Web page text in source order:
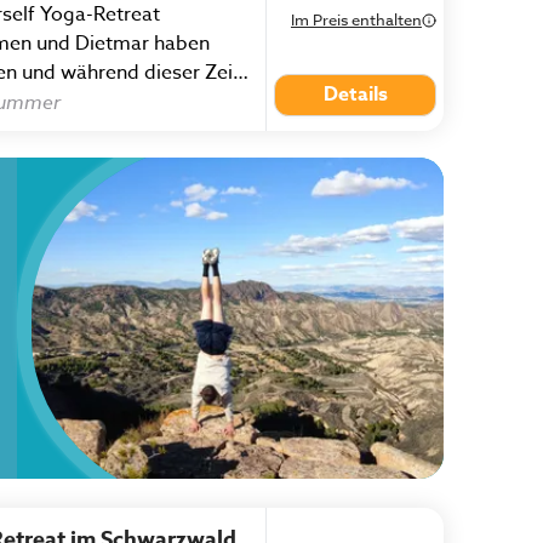
Yoga-Retreat
und Dietmar haben
und während dieser Zeit
und
Im Preis enthalten
Details